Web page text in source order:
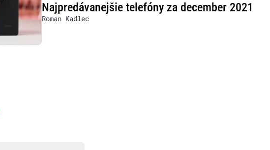
Najpredávanejšie telefóny za december 2021
Roman Kadlec